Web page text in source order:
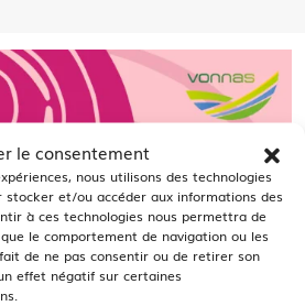
le consentement
nous utilisons des technologies
stocker et/ou accéder aux informations des
à ces technologies nous permettra de
le comportement de navigation ou les
de ne pas consentir ou de retirer son
effet négatif sur certaines